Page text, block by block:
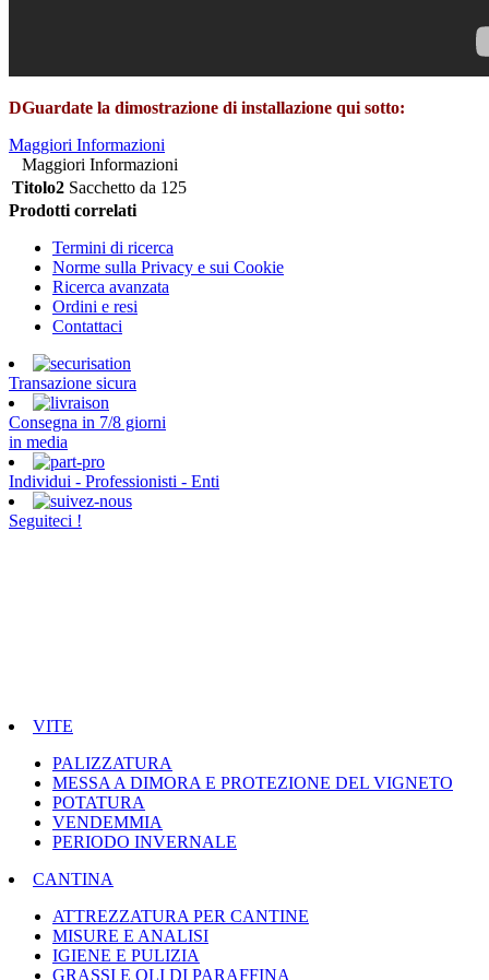
DGuardate la dimostrazione di installazione qui sotto:
Maggiori Informazioni
Maggiori Informazioni
Titolo2 Sacchetto da 125
Prodotti correlati
Termini di ricerca
Norme sulla Privacy e sui Cookie
Ricerca avanzata
Ordini e resi
Contattaci
Transazione sicura
Consegna in 7/8 giorni
in media
Individui - Professionisti - Enti
Seguiteci !
VITE
PALIZZATURA
MESSA A DIMORA E PROTEZIONE DEL VIGNETO
POTATURA
VENDEMMIA
PERIODO INVERNALE
CANTINA
ATTREZZATURA PER CANTINE
MISURE E ANALISI
IGIENE E PULIZIA
GRASSI E OLI DI PARAFFINA